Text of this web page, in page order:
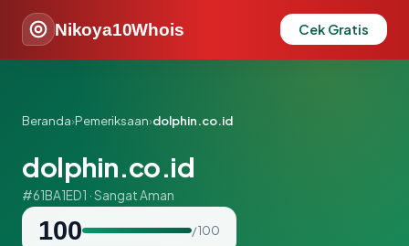
Nikoya10Whois Cek Gratis
Beranda›Pemeriksaan›dolphin.co.id
dolphin.co.id
#61BA1ED1 · Sangat Aman
100 / 100